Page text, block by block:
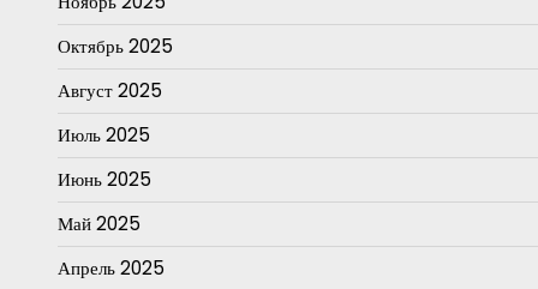
Октябрь 2025
Август 2025
Июль 2025
Июнь 2025
Май 2025
Апрель 2025